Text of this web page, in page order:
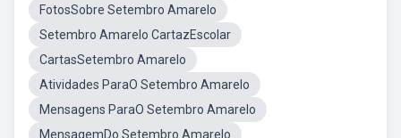
FotosSobre Setembro Amarelo
Setembro Amarelo CartazEscolar
CartasSetembro Amarelo
Atividades ParaO Setembro Amarelo
Mensagens ParaO Setembro Amarelo
MensagemDo Setembro Amarelo